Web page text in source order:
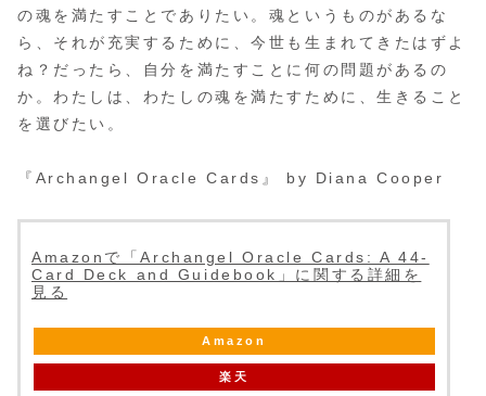
の魂を満たすことでありたい。魂というものがあるな
ら、それが充実するために、今世も生まれてきたはずよ
ね？だったら、自分を満たすことに何の問題があるの
か。わたしは、わたしの魂を満たすために、生きること
を選びたい。
『Archangel Oracle Cards』 by Diana Cooper
Amazonで「Archangel Oracle Cards: A 44-
Card Deck and Guidebook」に関する詳細を
見る
Amazon
楽天